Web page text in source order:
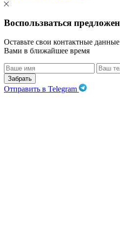
Воспользваться
Оставьте свои контактные
Вами в ближайшее время
Забрать
Отправить в Telegram